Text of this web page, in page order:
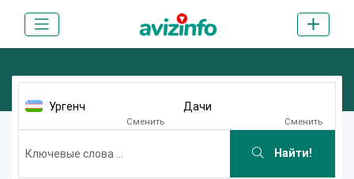
Ургенч
Сменить
Дачи
Сменить
Найти!